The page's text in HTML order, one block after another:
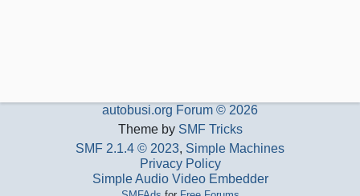
autobusi.org Forum © 2026
Theme by SMF Tricks
SMF 2.1.4 © 2023, Simple Machines
Privacy Policy
Simple Audio Video Embedder